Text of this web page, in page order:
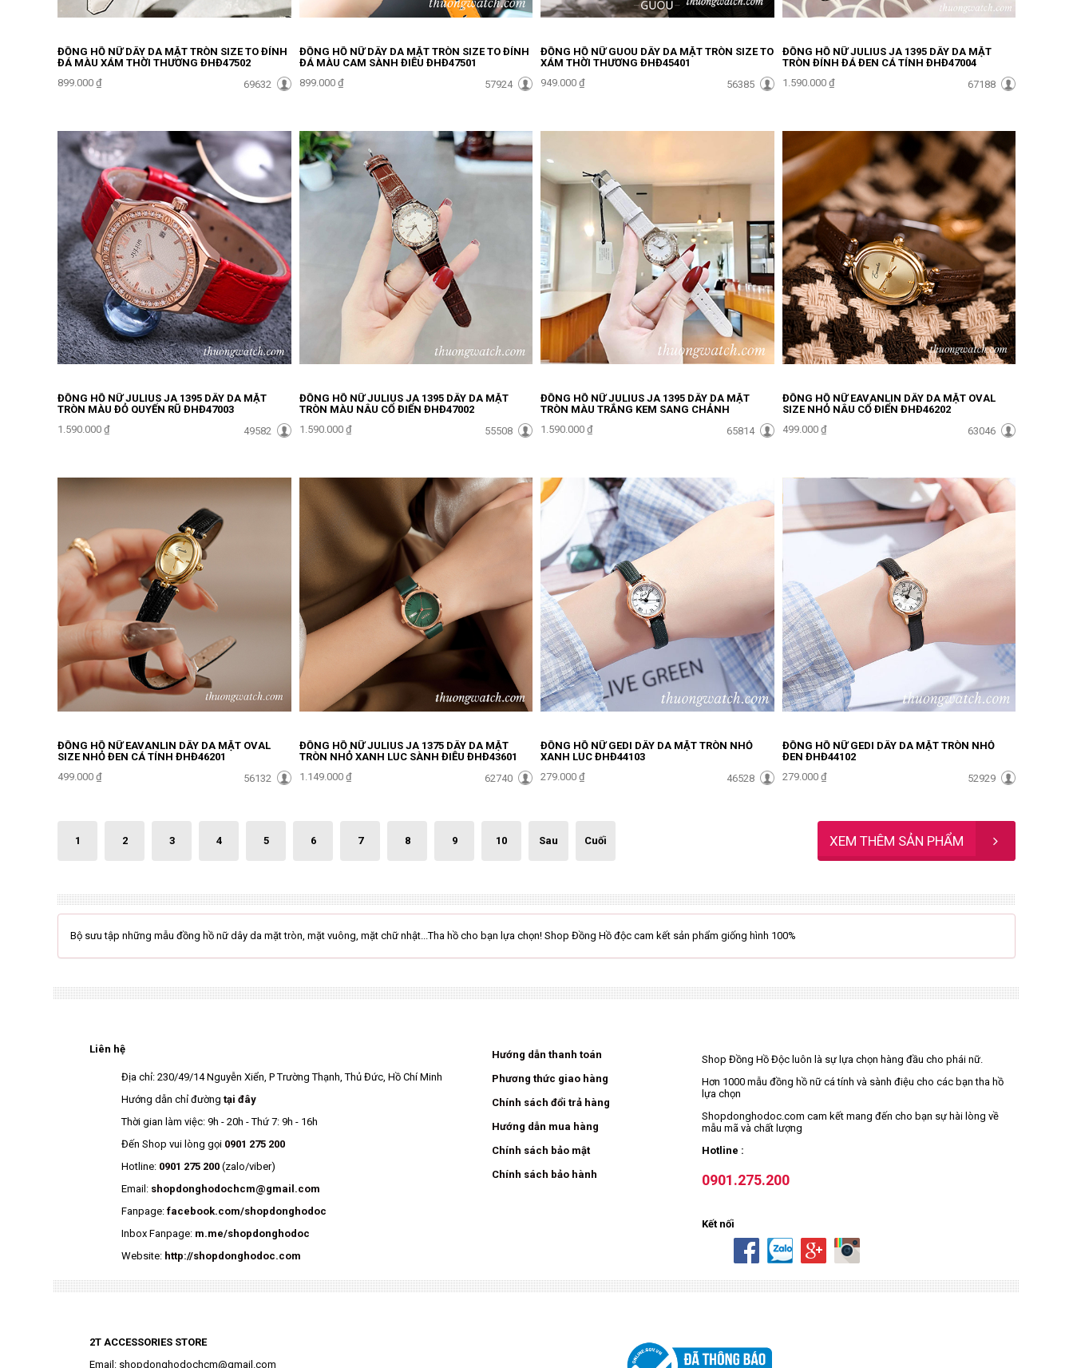
ĐỒNG HỒ NỮ DÂY DA MẶT TRÒN SIZE TO ĐÍNH
ĐÁ MÀU XÁM THỜI THƯỢNG ĐHĐ47502
899.000 ₫
69632
ĐỒNG HỒ NỮ DÂY DA MẶT TRÒN SIZE TO ĐÍNH
ĐÁ MÀU CAM SÀNH ĐIỆU ĐHĐ47501
899.000 ₫
57924
ĐỒNG HỒ NỮ GUOU DÂY DA MẶT TRÒN SIZE TO
XÁM THỜI THƯỢNG ĐHĐ45401
949.000 ₫
56385
ĐỒNG HỒ NỮ JULIUS JA 1395 DÂY DA MẶT
TRÒN ĐÍNH ĐÁ ĐEN CÁ TÍNH ĐHĐ47004
1.590.000 ₫
67188
ĐỒNG HỒ NỮ JULIUS JA 1395 DÂY DA MẶT
TRÒN MÀU ĐỎ QUYẾN RŨ ĐHĐ47003
1.590.000 ₫
49582
ĐỒNG HỒ NỮ JULIUS JA 1395 DÂY DA MẶT
TRÒN MÀU NÂU CỔ ĐIỂN ĐHĐ47002
1.590.000 ₫
55508
ĐỒNG HỒ NỮ JULIUS JA 1395 DÂY DA MẶT
TRÒN MÀU TRẮNG KEM SANG CHẢNH
1.590.000 ₫ 65814
ĐỒNG HỒ NỮ EAVANLIN DÂY DA MẶT OVAL
SIZE NHỎ NÂU CỔ ĐIỂN ĐHĐ46202
499.000 ₫
63046
ĐỒNG HỒ NỮ EAVANLIN DÂY DA MẶT OVAL
SIZE NHỎ ĐEN CÁ TÍNH ĐHĐ46201
499.000 ₫
56132
ĐỒNG HỒ NỮ JULIUS JA 1375 DÂY DA MẶT
TRÒN NHỎ XANH LỤC SÀNH ĐIỆU ĐHĐ43601
1.149.000 ₫
62740
ĐỒNG HỒ NỮ GEDI DÂY DA MẶT TRÒN NHỎ
XANH LỤC ĐHĐ44103
279.000 ₫
46528
ĐỒNG HỒ NỮ GEDI DÂY DA MẶT TRÒN NHỎ
ĐEN ĐHĐ44102
279.000 ₫
52929
1 2 3 4 5 6 7 8 9 10 Sau Cuối XEM THÊM SẢN PHẨM
Bộ sưu tập những mẫu đồng hồ nữ dây da mặt tròn, mặt vuông, mặt chữ nhật...Tha hồ cho bạn lựa chọn! Shop Đồng Hồ độc cam kết sản phẩm giống hình 100%
Liên hệ
Địa chỉ: 230/49/14 Nguyễn Xiển, P Trường Thạnh, Thủ Đức, Hồ Chí Minh
Hướng dẫn chỉ đường tại đây
Thời gian làm việc: 9h - 20h - Thứ 7: 9h - 16h
Đến Shop vui lòng gọi 0901 275 200
Hotline: 0901 275 200 (zalo/viber)
Email: shopdonghodochcm@gmail.com
Fanpage: facebook.com/shopdonghodoc
Inbox Fanpage: m.me/shopdonghodoc
Website: http://shopdonghodoc.com
Hướng dẫn thanh toán
P hương thức giao hàng
Chính sách đổi trả hàng
Hướng dẫn mua hàng
Chính sách bảo mật
Chính sách bảo hành
Shop Đồng Hồ Độc luôn là sự lựa chọn hàng đầu cho phái nữ.
Hơn 1000 mẫu đồng hồ nữ cá tính và sành điệu cho các bạn tha hồ
lựa chọn
Shopdonghodoc.com cam kết mang đến cho bạn sự hài lòng về
mẫu mã và chất lượng
Hotline :
0901.275.200
Kết nối
2T ACCESSORIES STORE
Email: shopdonghodochcm@gmail.com